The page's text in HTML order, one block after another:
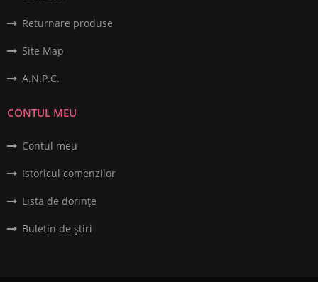
Returnare produse
Site Map
A.N.P.C.
CONTUL MEU
Contul meu
Istoricul comenzilor
Lista de dorințe
Buletin de știri